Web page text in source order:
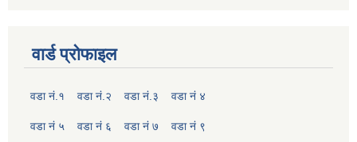
वार्ड प्रोफाइल
वडा नं.१ वडा नं.२ वडा नं.३ वडा नं ४
वडा नं ५ वडा नं ६ वडा नं ७ वडा नं ९